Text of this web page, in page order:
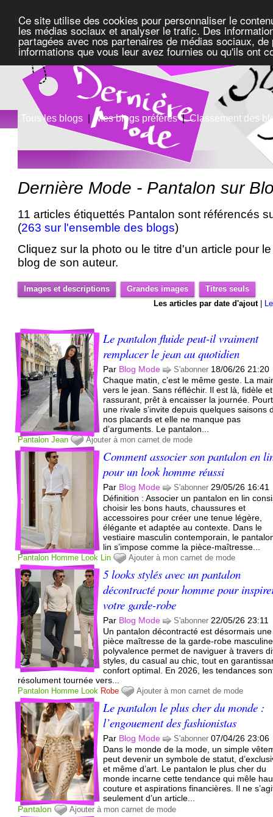
Ce site utilise des cookies pour personnaliser le
les médias sociaux et analyser le trafic. Des
partagées avec nos partenaires de médias sociaux,
informations que vous leur avez fournies ou qu'ils ont
Tous les blogs | Mes blogs préférés|Classement des
Dernière Mode - Pantalon sur
11 articles étiquettés Pantalon sont référencés
(263 sur l'ensemble des blogs)
Cliquez sur la photo ou le titre d'un article pour
blog de son auteur.
Images et descriptions Grandes images
Titres seuls
Les articles par date d'ajout|
Le pantalon fluide peut-il vraiment
remplacer le jean au quotidien
Par Blog Mode S'abonner 18/06/26 21:20
Chaque matin, c’est le même geste. La
vers le jean. Sans réfléchir. Il est là, fidèle et
rassurant, prêt à encaisser la journée.
une rivale s’invite depuis quelques saisons
nos placards et elle ne manque pas
d’arguments. Le pantalon...
Pantalon Jean Ajouter à mon carnet de mode
Comment associer son pantalon en
pour un look homme réussi
Par Blog Mode S'abonner 29/05/26 16:41
Définition : Associer un pantalon en lin
choisir les bons hauts, chaussures et
accessoires pour créer une tenue légère,
élégante et adaptée au contexte. Dans le
vestiaire masculin contemporain, le
lin s’impose comme la pièce-maîtresse...
Pantalon Homme Look Lin Ajouter à mon carnet de mode
5 looks stylés avec un pantalon
décontracté pour homme pour
votre garde-robe
Par Blog Mode S'abonner 22/05/26 23:11
Un pantalon décontracté est désormais une
pièce maîtresse de la garde-robe
polyvalence permet de naviguer à travers
styles, du casual au chic, tout en
confort optimal. En 2026, les tendances
résolument tournée vers...
Pantalon Homme Look Robe Ajouter à mon carnet de mode
Le pantalon le plus cher du monde :
l’engouement des fashionistas
Par Blog Mode S'abonner 07/04/26 23:06
Dans le monde de la mode, un simple
peut devenir un symbole de statut,
et même d’art. Le pantalon le plus cher du
monde incarne cette tendance qui mêle
couture et aspirations financières. Il ne
seulement d’un article...
Pantalon
Ajouter à mon carnet de mode